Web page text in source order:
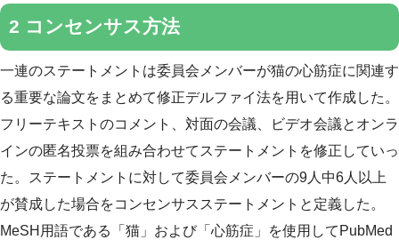
2 コンセンサス方法
一連のステートメントは委員会メンバーが猫の心筋症に関連す
る重要な論文をまとめて修正デルファイ法を用いて作成した。
フリーテキストのコメント、対面の会議、ビデオ会議とオンラ
インの匿名投票を組み合わせてステートメントを修正していっ
た。ステートメントに対して委員会メンバーの9人中6人以上
が賛成した場合をコンセンサスステートメントと定義した。
MeSH用語である「猫」および「心筋症」を使用してPubMed